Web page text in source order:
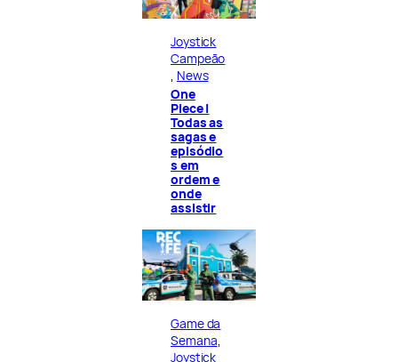
Joystick
Campeão
News
One
Piece |
Todas as
sagas e
episódio
s em
ordem e
onde
assistir
Game da
Semana
Joystick